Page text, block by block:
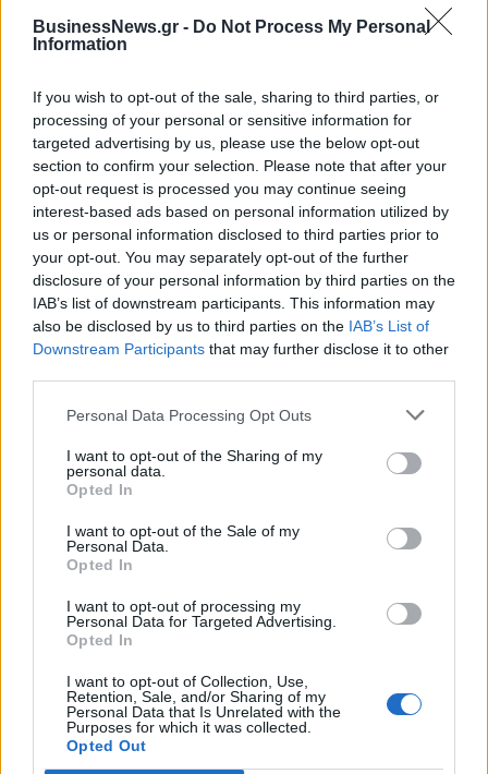
BusinessNews.gr - Do Not Process My Personal
Information
If you wish to opt-out of the sale, sharing to third parties, or
processing of your personal or sensitive information for
targeted advertising by us, please use the below opt-out
section to confirm your selection. Please note that after your
opt-out request is processed you may continue seeing
interest-based ads based on personal information utilized by
us or personal information disclosed to third parties prior to
your opt-out. You may separately opt-out of the further
disclosure of your personal information by third parties on the
IAB’s list of downstream participants. This information may
also be disclosed by us to third parties on the IAB’s List of
Downstream Participants that may further disclose it to other
Personal Data Processing Opt Outs
I want to opt-out of the Sharing of my
personal data.
Opted In
I want to opt-out of the Sale of my
Personal Data.
Opted In
I want to opt-out of processing my
Personal Data for Targeted Advertising.
Opted In
I want to opt-out of Collection, Use,
Retention, Sale, and/or Sharing of my
Personal Data that Is Unrelated with the
Purposes for which it was collected.
Opted Out
ΔΗΜΟΦΙΛΗ
Β.Σ. Καρούλιας: Τζίρος 98,7 εκατ. ευρώ και
αύξηση κερδών 57% - Τα νέα στοιχήματα σε low
& non alcohol
06/08/2026 - 11:48 ΕΠΙΧΕΙΡΗΣΕΙΣ
Metlen: Ρεκόρ EBITDA στο α' εξάμηνο, στα 550
εκατ. ευρώ – Καθαρά κέρδη 313 εκατ. ευρώ
06/08/2026 - 09:12 ΕΠΙΧΕΙΡΗΣΕΙΣ
αποθήκη της Wildberries
HELLENiQ ENERGY: Κέρδη 393 εκατ. ευρώ στο α'
06/08/2026 - 08:05 ΕΠΙΧΕΙΡΗΣΕΙΣ
εξάμηνο, στα 4,3 δισ. ευρώ – Στα 446 εκατ. ευρώ
τα EBITDA